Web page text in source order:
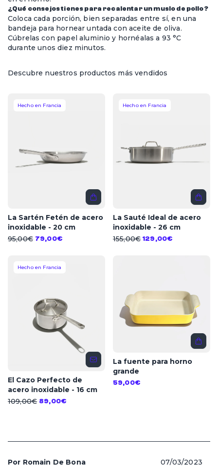
¿Qué consejos tienes para recalentar un muslo de pollo?
Coloca cada porción, bien separadas entre sí, en una
bandeja para hornear untada con aceite de oliva.
Cúbrelas con papel aluminio y hornéalas a 93 °C
durante unos diez minutos.
Descubre nuestros productos más vendidos
Hecho en Francia
La Sartén Fetén de acero
inoxidable - 20 cm
95,00€ 79,00€
Hecho en Francia
La Sauté Ideal de acero
inoxidable - 26 cm
155,00€ 129,00€
Hecho en Francia
El Cazo Perfecto de
acero inoxidable - 16 cm
109,00€ 89,00€
La fuente para horno
grande
59,00€
Por Romain De Bona 07/03/2023